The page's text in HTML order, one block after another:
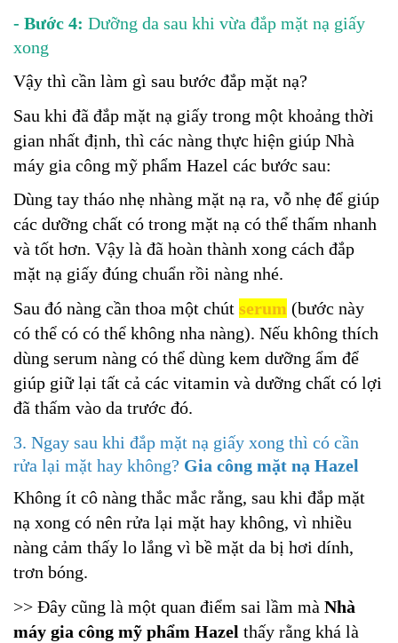
- Bước 4: Dưỡng da sau khi vừa đắp mặt nạ giấy
xong
Vậy thì cần làm gì sau bước đắp mặt nạ?
Sau khi đã đắp mặt nạ giấy trong một khoảng thời
gian nhất định, thì các nàng thực hiện giúp Nhà
máy gia công mỹ phẩm Hazel các bước sau:
Dùng tay tháo nhẹ nhàng mặt nạ ra, vỗ nhẹ để giúp
các dưỡng chất có trong mặt nạ có thể thấm nhanh
và tốt hơn. Vậy là đã hoàn thành xong cách đắp
mặt nạ giấy đúng chuẩn rồi nàng nhé.
Sau đó nàng cần thoa một chút serum (bước này
có thể có có thể không nha nàng). Nếu không thích
dùng serum nàng có thể dùng kem dưỡng ẩm để
giúp giữ lại tất cả các vitamin và dưỡng chất có lợi
đã thấm vào da trước đó.
3. Ngay sau khi đắp mặt nạ giấy xong thì có cần
rửa lại mặt hay không? Gia công mặt nạ Hazel
Không ít cô nàng thắc mắc rằng, sau khi đắp mặt
nạ xong có nên rửa lại mặt hay không, vì nhiều
nàng cảm thấy lo lắng vì bề mặt da bị hơi dính,
trơn bóng.
>> Đây cũng là một quan điểm sai lầm mà Nhà
máy gia công mỹ phẩm Hazel thấy rằng khá là